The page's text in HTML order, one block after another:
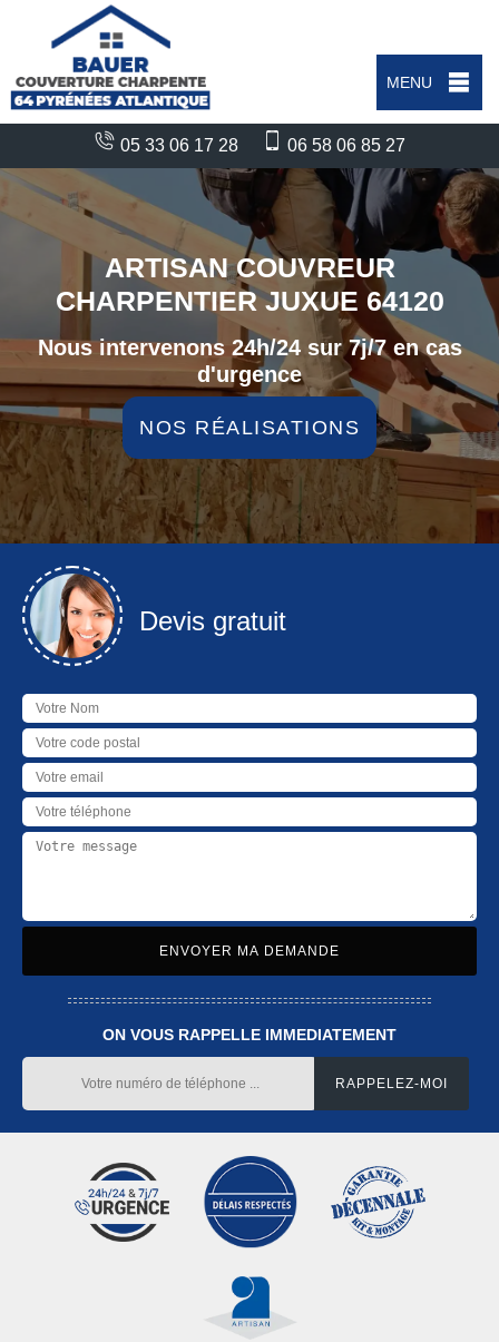
MENU
05 33 06 17 28 06 58 06 85 27
ARTISAN COUVREUR
CHARPENTIER JUXUE 64120
Nous intervenons 24h/24 sur 7j/7 en cas
d'urgence
NOS RÉALISATIONS
Devis gratuit
ON VOUS RAPPELLE IMMEDIATEMENT